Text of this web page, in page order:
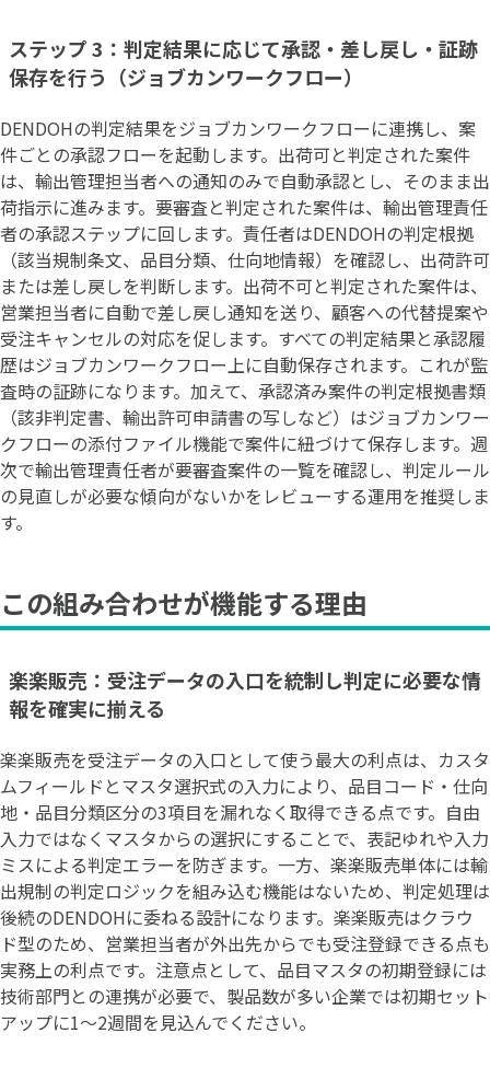
ステップ 3：判定結果に応じて承認・差し戻し・証跡
保存を行う（ジョブカンワークフロー）
DENDOHの判定結果をジョブカンワークフローに連携し、案
件ごとの承認フローを起動します。出荷可と判定された案件
は、輸出管理担当者への通知のみで自動承認とし、そのまま出
荷指示に進みます。要審査と判定された案件は、輸出管理責任
者の承認ステップに回します。責任者はDENDOHの判定根拠
（該当規制条文、品目分類、仕向地情報）を確認し、出荷許可
または差し戻しを判断します。出荷不可と判定された案件は、
営業担当者に自動で差し戻し通知を送り、顧客への代替提案や
受注キャンセルの対応を促します。すべての判定結果と承認履
歴はジョブカンワークフロー上に自動保存されます。これが監
査時の証跡になります。加えて、承認済み案件の判定根拠書類
（該非判定書、輸出許可申請書の写しなど）はジョブカンワー
クフローの添付ファイル機能で案件に紐づけて保存します。週
次で輸出管理責任者が要審査案件の一覧を確認し、判定ルール
の見直しが必要な傾向がないかをレビューする運用を推奨しま
す。
この組み合わせが機能する理由
楽楽販売：受注データの入口を統制し判定に必要な情
報を確実に揃える
楽楽販売を受注データの入口として使う最大の利点は、カスタ
ムフィールドとマスタ選択式の入力により、品目コード・仕向
地・品目分類区分の3項目を漏れなく取得できる点です。自由
入力ではなくマスタからの選択にすることで、表記ゆれや入力
ミスによる判定エラーを防ぎます。一方、楽楽販売単体には輸
出規制の判定ロジックを組み込む機能はないため、判定処理は
後続のDENDOHに委ねる設計になります。楽楽販売はクラウ
ド型のため、営業担当者が外出先からでも受注登録できる点も
実務上の利点です。注意点として、品目マスタの初期登録には
技術部門との連携が必要で、製品数が多い企業では初期セット
アップに1〜2週間を見込んでください。